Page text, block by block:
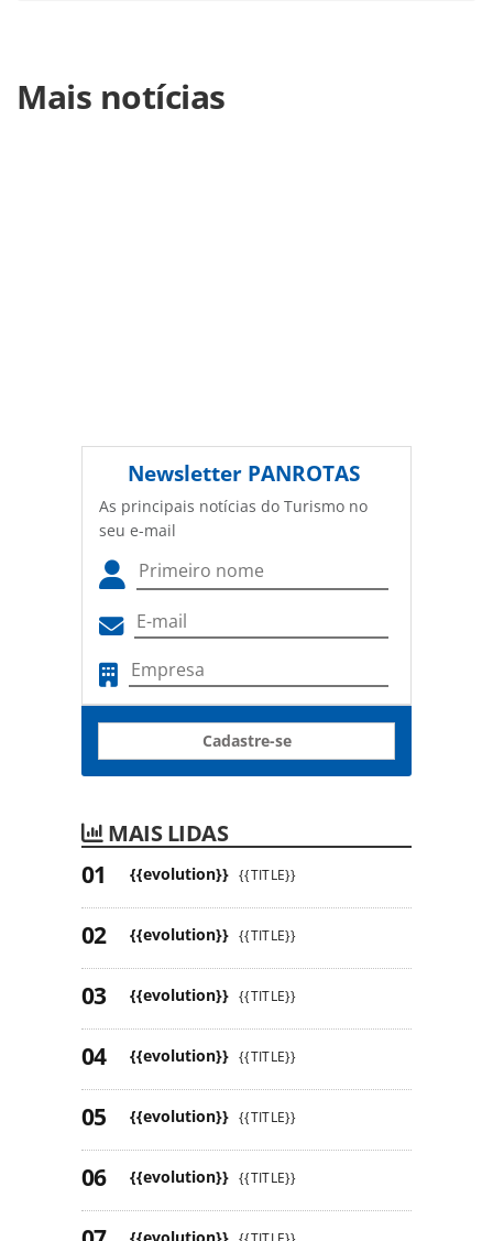
https://www.panrotas.com.br/mercado/feiras/2025/01/
2025-recebe-recorde-de-255-mil-visitantes-edicao-de-2026-
Mais notícias
Newsletter PANROTAS
As principais notícias do Turismo no
seu e-mail
Cadastre-se
MAIS LIDAS
{{evolution}} {{TITLE}}
{{evolution}} {{TITLE}}
{{evolution}} {{TITLE}}
{{evolution}} {{TITLE}}
{{evolution}} {{TITLE}}
{{evolution}} {{TITLE}}
{{evolution}}